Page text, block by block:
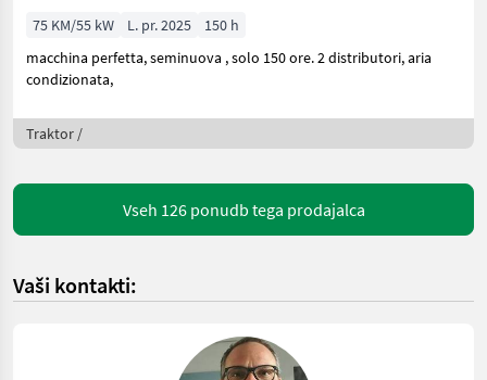
75 KM/55 kW L. pr. 2025
150 h
macchina perfetta, seminuova , solo 150 ore. 2 distributori, aria
condizionata,
Traktor /
Vseh 126 ponudb tega prodajalca
Vaši kontakti: